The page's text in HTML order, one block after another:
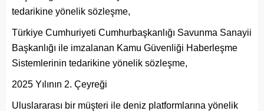
tedarikine yönelik sözleşme,
Türkiye Cumhuriyeti Cumhurbaşkanlığı Savunma Sanayii
Başkanlığı ile imzalanan Kamu Güvenliği Haberleşme
Sistemlerinin tedarikine yönelik sözleşme,
2025 Yılının 2. Çeyreği
Uluslararası bir müşteri ile deniz platformlarına yönelik